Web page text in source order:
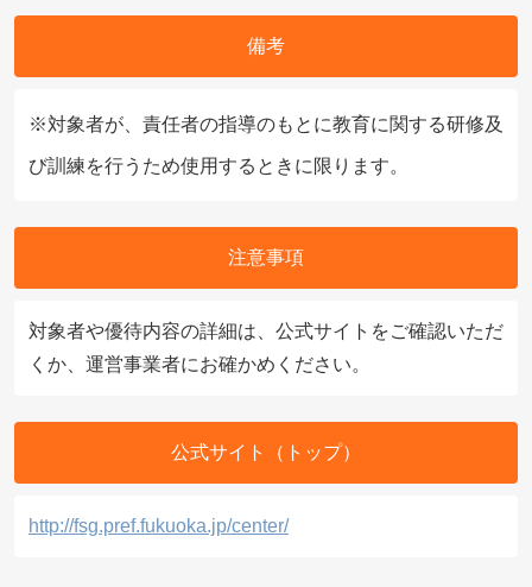
備考
※対象者が、責任者の指導のもとに教育に関する研修及
び訓練を行うため使用するときに限ります。
注意事項
対象者や優待内容の詳細は、公式サイトをご確認いただ
くか、運営事業者にお確かめください。
公式サイト（トップ）
http://fsg.pref.fukuoka.jp/center/